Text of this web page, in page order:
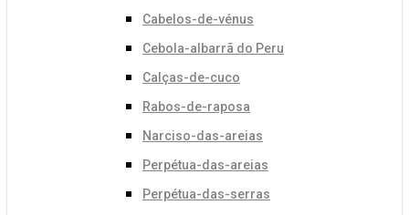
Cabelos-de-vénus
Cebola-albarrã do Peru
Calças-de-cuco
Rabos-de-raposa
Narciso-das-areias
Perpétua-das-areias
Perpétua-das-serras